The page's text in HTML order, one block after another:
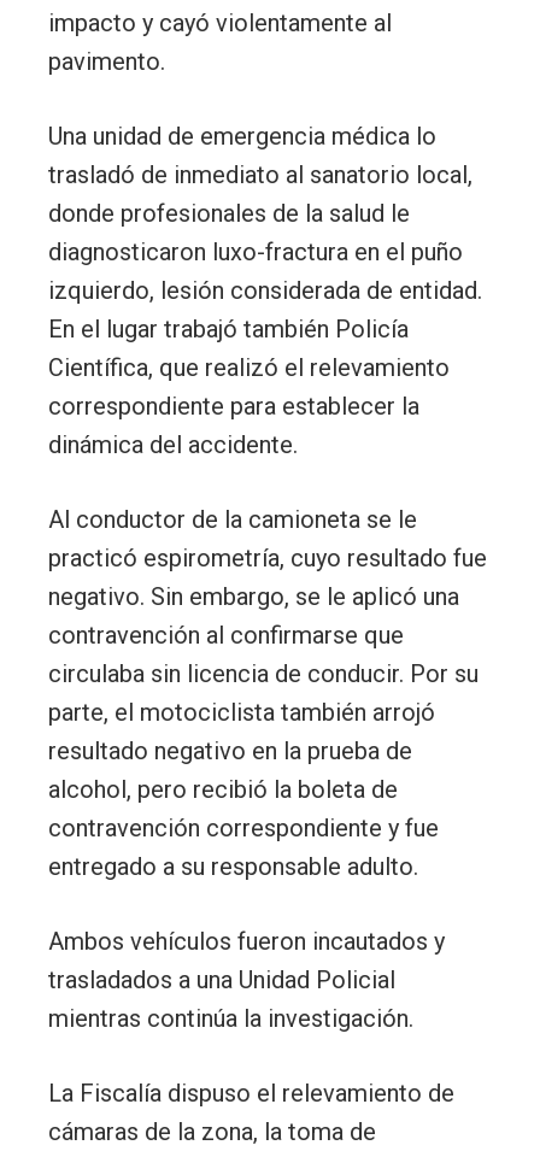
impacto y cayó violentamente al
pavimento.
Una unidad de emergencia médica lo
trasladó de inmediato al sanatorio local,
donde profesionales de la salud le
diagnosticaron luxo-fractura en el puño
izquierdo, lesión considerada de entidad.
En el lugar trabajó también Policía
Científica, que realizó el relevamiento
correspondiente para establecer la
dinámica del accidente.
Al conductor de la camioneta se le
practicó espirometría, cuyo resultado fue
negativo. Sin embargo, se le aplicó una
contravención al confirmarse que
circulaba sin licencia de conducir. Por su
parte, el motociclista también arrojó
resultado negativo en la prueba de
alcohol, pero recibió la boleta de
contravención correspondiente y fue
entregado a su responsable adulto.
Ambos vehículos fueron incautados y
trasladados a una Unidad Policial
mientras continúa la investigación.
La Fiscalía dispuso el relevamiento de
cámaras de la zona, la toma de